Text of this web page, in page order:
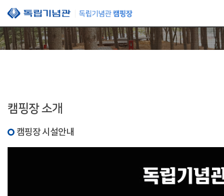
본문 바로가기
캠핑장 소개
캠핑장 시설안내